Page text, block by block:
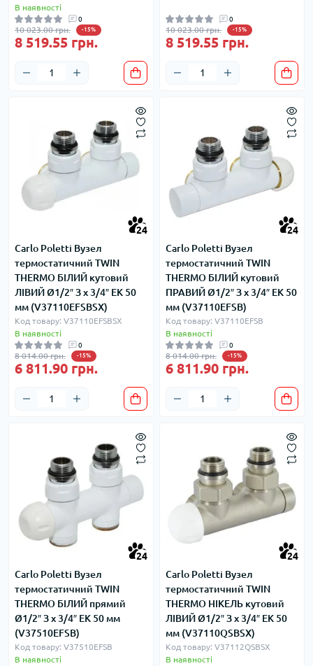
В наявності
0
10 023.00 грн. -15%
8 519.55 грн.
0
10 023.00 грн. -15%
8 519.55 грн.
24
Carlo Poletti Вузел
термостатичний TWIN
THERMO БІЛИЙ кутовий
ЛІВИЙ Ø1/2″ З x 3/4″ EK 50
мм (V37110EFSBSX)
Код товару: V37110EFSBSX
В наявності
0
8 014.00 грн. -15%
6 811.90 грн.
24
Carlo Poletti Вузел
термостатичний TWIN
THERMO БІЛИЙ кутовий
ПРАВИЙ Ø1/2″ З x 3/4″ EK 50
мм (V37110EFSB)
Код товару: V37110EFSB
В наявності
0
8 014.00 грн. -15%
6 811.90 грн.
24
Carlo Poletti Вузел
термостатичний TWIN
THERMO БІЛИЙ прямий
Ø1/2″ З x 3/4″ EK 50 мм
(V37510EFSB)
Код товару: V37510EFSB
В наявності
24
Carlo Poletti Вузел
термостатичний TWIN
THERMO НІКЕЛЬ кутовий
ЛІВИЙ Ø1/2″ З x 3/4″ EK 50
мм (V37110QSBSX)
Код товару: V37112QSBSX
В наявності